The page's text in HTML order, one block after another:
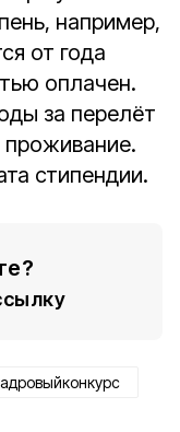
например,
от года
оплачен.
за перелёт
проживание.
стипендии.